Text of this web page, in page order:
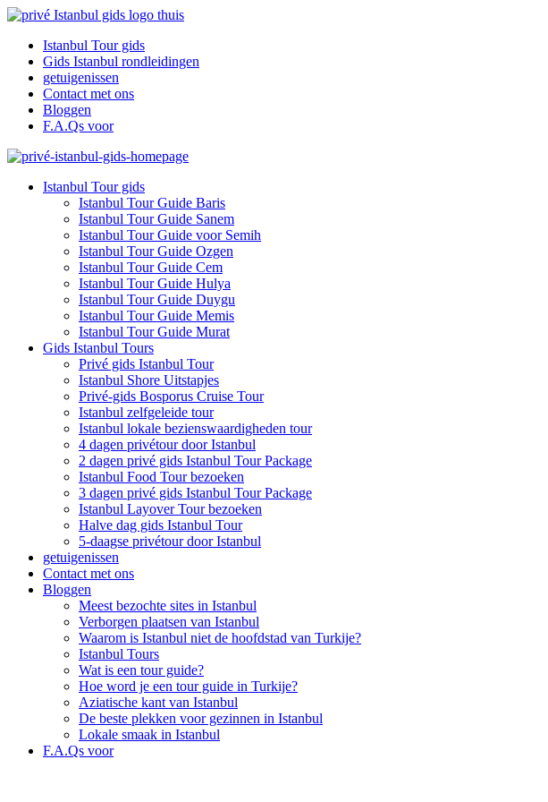
Istanbul Tour gids
Gids Istanbul rondleidingen
getuigenissen
Contact met ons
Bloggen
F.A.Qs voor
Istanbul Tour gids
Istanbul Tour Guide Baris
Istanbul Tour Guide Sanem
Istanbul Tour Guide voor Semih
Istanbul Tour Guide Ozgen
Istanbul Tour Guide Cem
Istanbul Tour Guide Hulya
Istanbul Tour Guide Duygu
Istanbul Tour Guide Memis
Istanbul Tour Guide Murat
Gids Istanbul Tours
Privé gids Istanbul Tour
Istanbul Shore Uitstapjes
Privé-gids Bosporus Cruise Tour
Istanbul zelfgeleide tour
Istanbul lokale bezienswaardigheden tour
4 dagen privétour door Istanbul
2 dagen privé gids Istanbul Tour Package
Istanbul Food Tour bezoeken
3 dagen privé gids Istanbul Tour Package
Istanbul Layover Tour bezoeken
Halve dag gids Istanbul Tour
5-daagse privétour door Istanbul
getuigenissen
Contact met ons
Bloggen
Meest bezochte sites in Istanbul
Verborgen plaatsen van Istanbul
Waarom is Istanbul niet de hoofdstad van Turkije?
Istanbul Tours
Wat is een tour guide?
Hoe word je een tour guide in Turkije?
Aziatische kant van Istanbul
De beste plekken voor gezinnen in Istanbul
Lokale smaak in Istanbul
F.A.Qs voor